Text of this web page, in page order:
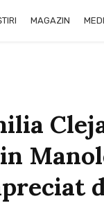
MAGAZIN